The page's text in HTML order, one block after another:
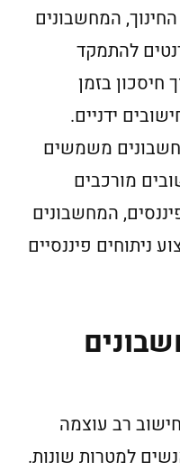
המחשבונים
להתמקד
חיסכון בזמן
ידניים.
משמשים
מורכבים
המחשבונים
ניתוחים פיננסיים
רב עוצמה
למטרות שונות.